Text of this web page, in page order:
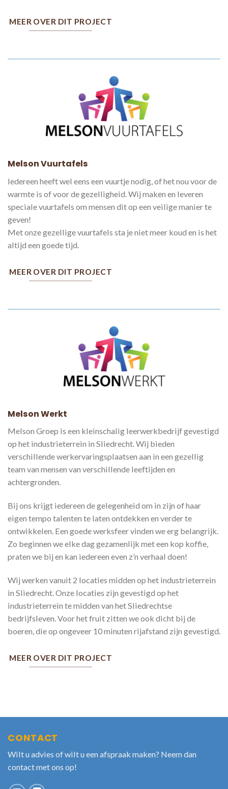
MEER OVER DIT PROJECT
Melson Vuurtafels
Iedereen heeft wel eens een vuurtje nodig, of het nou voor de
warmte is of voor de gezelligheid. Wij maken en leveren
speciale vuurtafels om mensen dit op een veilige manier te
geven!
Met onze gezellige vuurtafels sta je niet meer koud en is het
altijd een goede tijd.
MEER OVER DIT PROJECT
Melson Werkt
Melson Groep is een kleinschalig leerwerkbedrijf gevestigd
op het industrieterrein in Sliedrecht. Wij bieden
verschillende werkervaringsplaatsen aan in een gezellig
team van mensen van verschillende leeftijden en
achtergronden.
Bij ons krijgt iedereen de gelegenheid om in zijn of haar
eigen tempo talenten te laten ontdekken en verder te
ontwikkelen. Een goede werksfeer vinden we erg belangrijk.
Zo beginnen we elke dag gezamenlijk met een kop koffie,
praten we bij en kan iedereen even z’n verhaal doen!
Wij werken vanuit 2 locaties midden op het industrieterrein
in Sliedrecht. Onze locaties zijn gevestigd op het
industrieterrein te midden van het Sliedrechtse
bedrijfsleven. Voor het fruit zitten we ook dicht bij de
boeren, die op ongeveer 10 minuten rijafstand zijn gevestigd.
MEER OVER DIT PROJECT
CONTACT
Wilt u advies of wilt u een afspraak maken? Neem dan
contact met ons op!